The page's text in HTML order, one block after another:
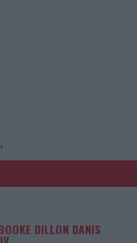
DILLON DANIS